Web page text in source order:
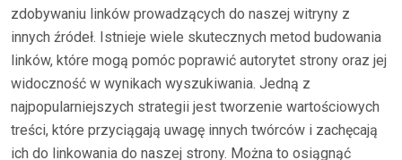
zdobywaniu linków prowadzących do naszej witryny z
innych źródeł. Istnieje wiele skutecznych metod budowania
linków, które mogą pomóc poprawić autorytet strony oraz jej
widoczność w wynikach wyszukiwania. Jedną z
najpopularniejszych strategii jest tworzenie wartościowych
treści, które przyciągają uwagę innych twórców i zachęcają
ich do linkowania do naszej strony. Można to osiągnąć